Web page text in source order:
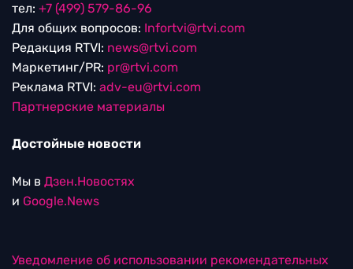
тел: +7 (499) 579-86-96
Для общих вопросов: Infortvi@rtvi.com
Редакция RTVI: news@rtvi.com
Маркетинг/PR: pr@rtvi.com
Реклама RTVI: adv-eu@rtvi.com
Партнерские материалы
Достойные новости
Мы в Дзен.Новостях
и Google.News
Уведомление об использовании рекомендательных